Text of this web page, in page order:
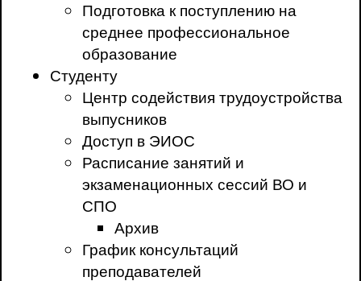
Подготовка к поступлению на
среднее профессиональное
образование
Студенту
Центр содействия трудоустройства
выпусников
Доступ в ЭИОС
Расписание занятий и
экзаменационных сессий ВО и
СПО
Архив
График консультаций
преподавателей